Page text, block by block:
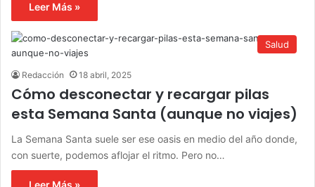
Leer Más »
Salud
Redacción 18 abril, 2025
Cómo desconectar y recargar pilas
esta Semana Santa (aunque no viajes)
La Semana Santa suele ser ese oasis en medio del año donde,
con suerte, podemos aflojar el ritmo. Pero no…